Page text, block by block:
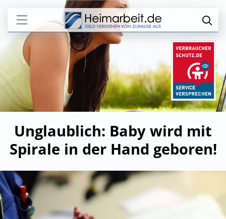
Unglaublich: Baby wird mit
Spirale in der Hand geboren!